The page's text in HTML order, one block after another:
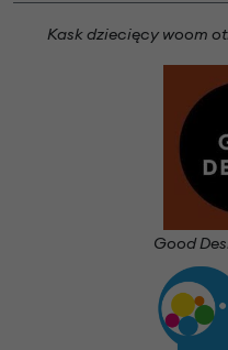
Kask dziecięcy woom
Good